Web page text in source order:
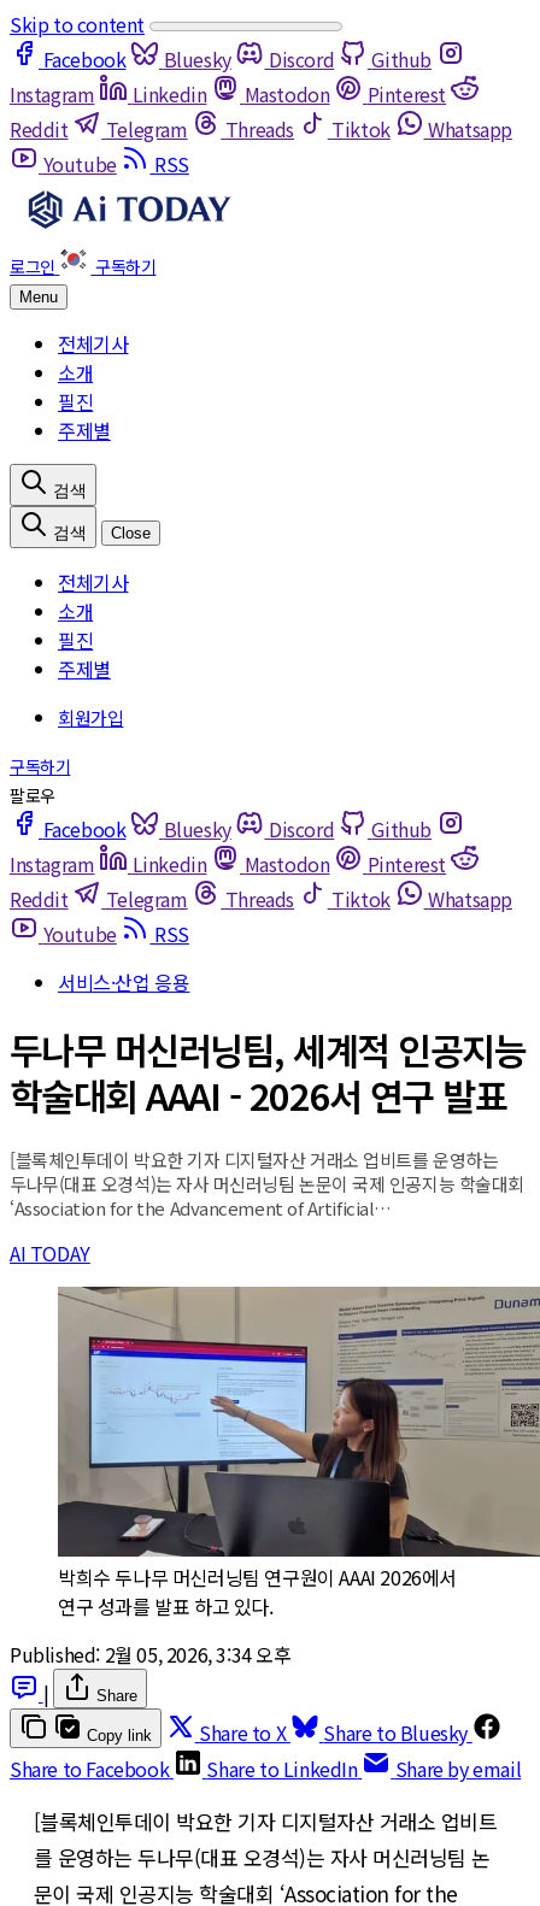
Skip to content
Facebook
Bluesky Discord
Github
Instagram
Linkedin Mastodon
Pinterest
Reddit
Telegram Threads Tiktok
Whatsapp
Youtube
RSS
Menu
전체기사
소개
필진
주제별
Close
전체기사
소개
필진
주제별
Facebook Bluesky Discord
Github
Instagram
Linkedin Mastodon
Pinterest
Reddit
Telegram Threads Tiktok
Whatsapp
Youtube
RSS
서비스·산업 응용
두나무 머신러닝팀, 세계적 인공지능
학술대회 AAAI - 2026서 연구 발표
[블록체인투데이 박요한 기자 디지털자산 거래소 업비트를 운영하는
두나무(대표 오경석)는 자사 머신러닝팀 논문이 국제 인공지능 학술대회
‘Association for the Advancement of Artificial…
AI TODAY
박희수 두나무 머신러닝팀 연구원이 AAAI 2026에서
연구 성과를 발표 하고 있다.
Published: 2월 05, 2026, 3:34 오후
|
Share
Copy link Share to X
Share to Bluesky
Share to Facebook
Share to LinkedIn Share by email
[블록체인투데이 박요한 기자 디지털자산 거래소 업비트
를 운영하는 두나무(대표 오경석)는 자사 머신러닝팀 논
문이 국제 인공지능 학술대회 ‘Association for the